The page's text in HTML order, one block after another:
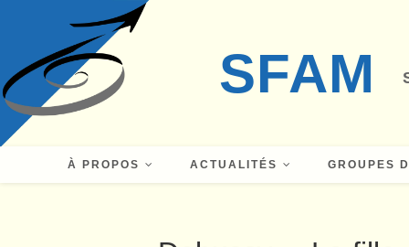
content
SFAM
À PROPOS ACTUALITÉS GROUPES